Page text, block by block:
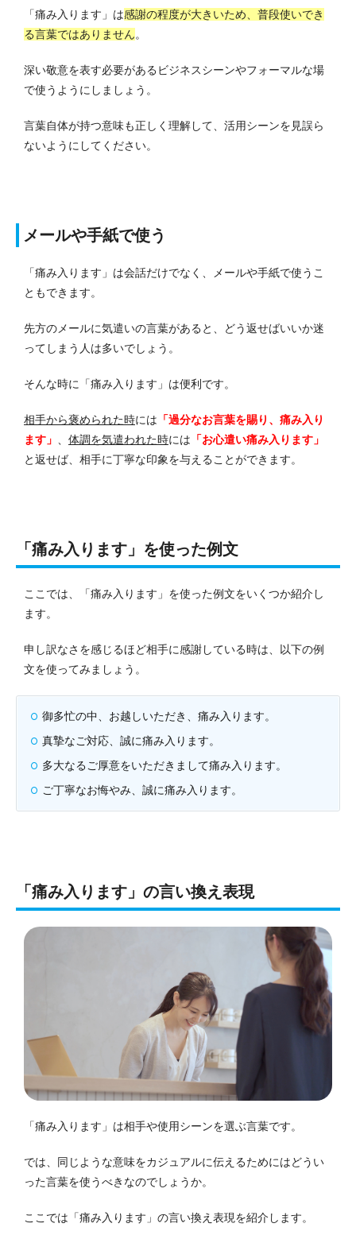
「痛み入ります」は感謝の程度が大きいため、普段使いでき
る言葉ではありません。
深い敬意を表す必要があるビジネスシーンやフォーマルな場
で使うようにしましょう。
言葉自体が持つ意味も正しく理解して、活用シーンを見誤ら
ないようにしてください。
メールや手紙で使う
「痛み入ります」は会話だけでなく、メールや手紙で使うこ
ともできます。
先方のメールに気遣いの言葉があると、どう返せばいいか迷
ってしまう人は多いでしょう。
そんな時に「痛み入ります」は便利です。
相手から褒められた時には 「過分なお言葉を賜り、痛み入り
ます」 、 体調を気遣われた時には 「お心遣い痛み入ります」
と返せば、相手に丁寧な印象を与えることができます。
「痛み入ります」を使った例文
ここでは、「痛み入ります」を使った例文をいくつか紹介し
ます。
申し訳なさを感じるほど相手に感謝している時は、以下の例
文を使ってみましょう。
御多忙の中、お越しいただき、痛み入ります。
真摯なご対応、誠に痛み入ります。
多大なるご厚意をいただきまして痛み入ります。
ご丁寧なお悔やみ、誠に痛み入ります。
「痛み入ります」の言い換え表現
「痛み入ります」は相手や使用シーンを選ぶ言葉です。
では、同じような意味をカジュアルに伝えるためにはどうい
った言葉を使うべきなのでしょうか。
ここでは「痛み入ります」の言い換え表現を紹介します。